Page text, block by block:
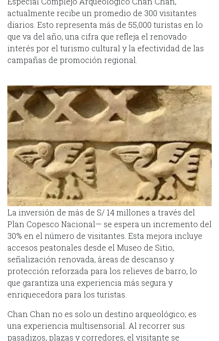
actualmente recibe un promedio de 300 visitantes
diarios. Esto representa más de 55,000 turistas en lo
que va del año, una cifra que refleja el renovado
interés por el turismo cultural y la efectividad de las
campañas de promoción regional.
La inversión de más de S/ 14 millones a través del
Plan Copesco Nacional— se espera un incremento del
30% en el número de visitantes. Esta mejora incluye
accesos peatonales desde el Museo de Sitio,
señalización renovada, áreas de descanso y
protección reforzada para los relieves de barro, lo
que garantiza una experiencia más segura y
enriquecedora para los turistas.
Chan Chan no es solo un destino arqueológico; es
una experiencia multisensorial. Al recorrer sus
pasadizos, plazas y corredores, el visitante se